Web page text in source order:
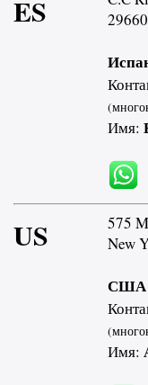
ES
Имя:
US
575
New
США
Имя: